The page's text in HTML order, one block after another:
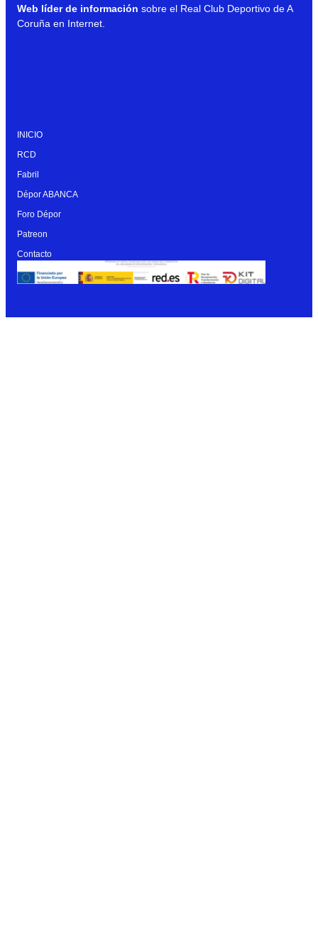
Web líder de información sobre el Real Club Deportivo de A
Coruña en Internet.
INICIO
RCD
Fabril
Dépor ABANCA
Foro Dépor
Patreon
Contacto